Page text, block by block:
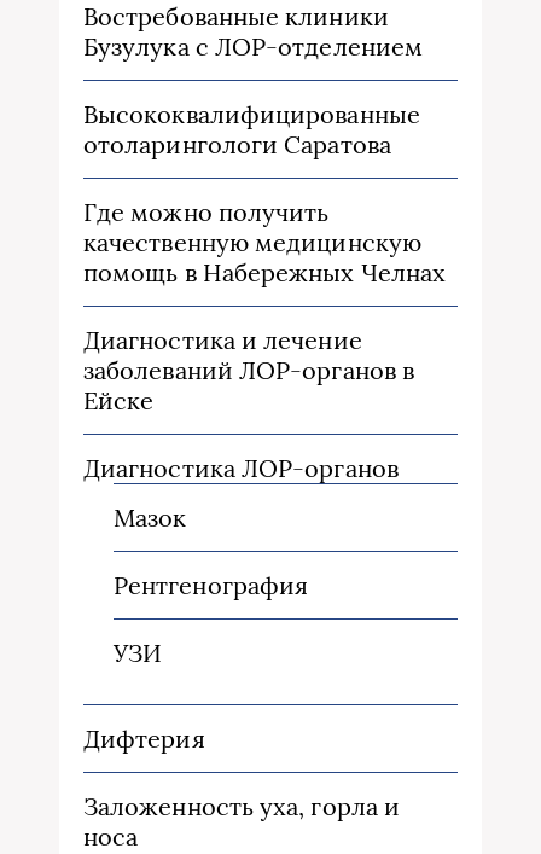
Востребованные клиники
Бузулука с ЛОР-отделением
Высококвалифицированные
отоларингологи Саратова
Где можно получить
качественную медицинскую
помощь в Набережных Челнах
Диагностика и лечение
заболеваний ЛОР-органов в
Ейске
Диагностика ЛОР-органов
Мазок
Рентгенография
УЗИ
Дифтерия
Заложенность уха, горла и
носа